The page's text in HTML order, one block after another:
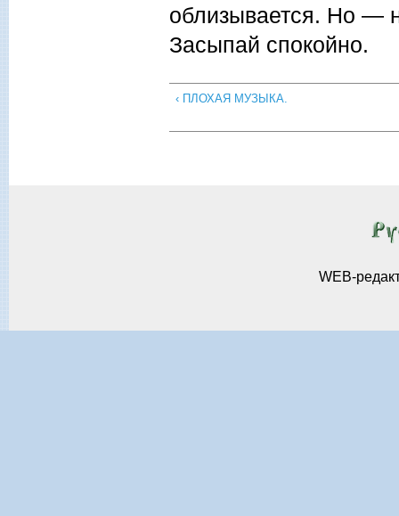
облизывается. Но —
Засыпай спокойно.
‹ ПЛОХАЯ МУЗЫКА.
WEB-